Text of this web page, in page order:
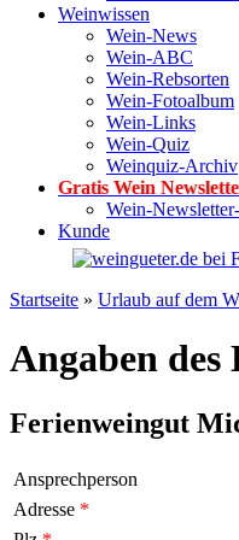
Weinwissen
Wein-News
Wein-ABC
Wein-Rebsorten
Wein-Fotoalbum
Wein-Links
Wein-Quiz
Weinquiz-Archiv
Gratis Wein
Wein-
Kunde
Startseite » Urlaub auf dem
Angaben
Ferienweingut
Ansprechperson
Adresse *